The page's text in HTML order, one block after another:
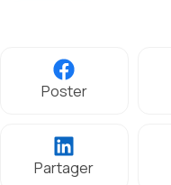
Poster
Partager